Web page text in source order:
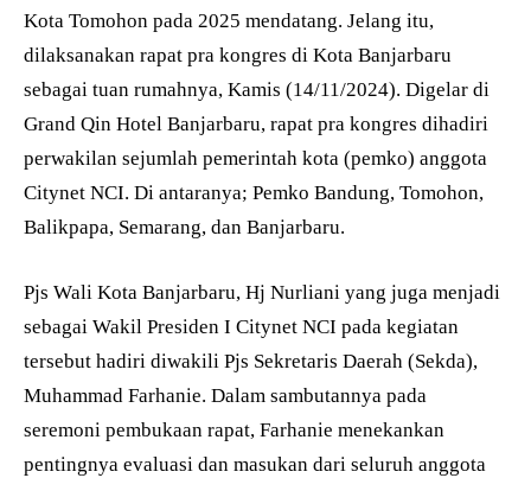
Kota Tomohon pada 2025 mendatang. Jelang itu,
dilaksanakan rapat pra kongres di Kota Banjarbaru
sebagai tuan rumahnya, Kamis (14/11/2024). Digelar di
Grand Qin Hotel Banjarbaru, rapat pra kongres dihadiri
perwakilan sejumlah pemerintah kota (pemko) anggota
Citynet NCI. Di antaranya; Pemko Bandung, Tomohon,
Balikpapa, Semarang, dan Banjarbaru.
Pjs Wali Kota Banjarbaru, Hj Nurliani yang juga menjadi
sebagai Wakil Presiden I Citynet NCI pada kegiatan
tersebut hadiri diwakili Pjs Sekretaris Daerah (Sekda),
Muhammad Farhanie. Dalam sambutannya pada
seremoni pembukaan rapat, Farhanie menekankan
pentingnya evaluasi dan masukan dari seluruh anggota